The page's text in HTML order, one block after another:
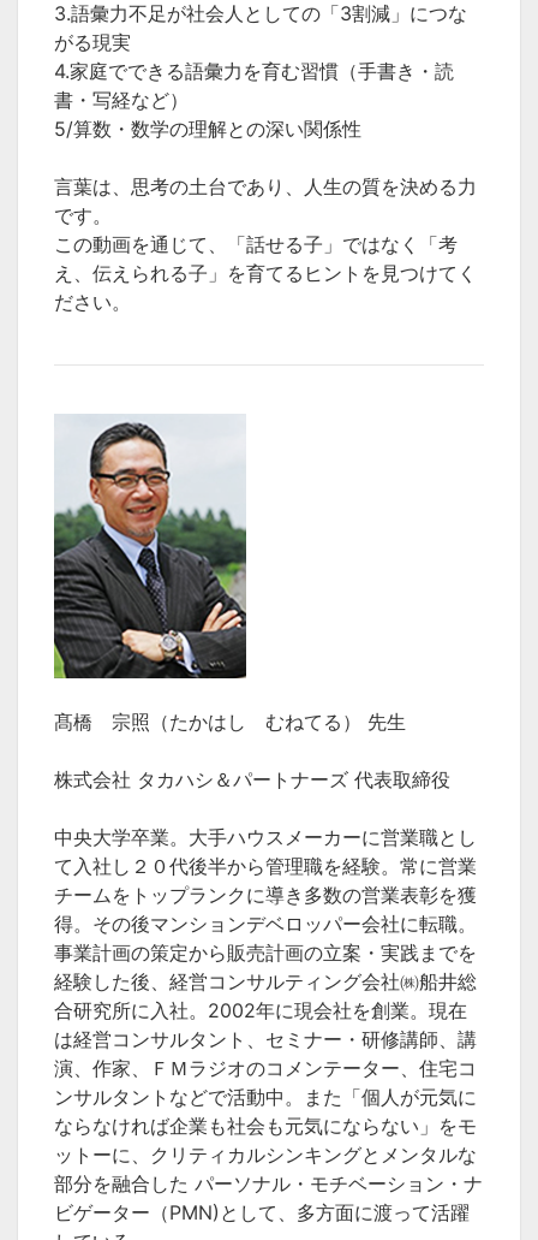
3.語彙力不足が社会人としての「3割減」につな
がる現実
4.家庭でできる語彙力を育む習慣（手書き・読
書・写経など）
5/算数・数学の理解との深い関係性
言葉は、思考の土台であり、人生の質を決める力
です。
この動画を通じて、「話せる子」ではなく「考
え、伝えられる子」を育てるヒントを見つけてく
ださい。
髙橋 宗照（たかはし むねてる） 先生
株式会社 タカハシ＆パートナーズ 代表取締役
中央大学卒業。大手ハウスメーカーに営業職とし
て入社し２０代後半から管理職を経験。常に営業
チームをトップランクに導き多数の営業表彰を獲
得。その後マンションデベロッパー会社に転職。
事業計画の策定から販売計画の立案・実践までを
経験した後、経営コンサルティング会社㈱船井総
合研究所に入社。2002年に現会社を創業。現在
は経営コンサルタント、セミナー・研修講師、講
演、作家、ＦＭラジオのコメンテーター、住宅コ
ンサルタントなどで活動中。また「個人が元気に
ならなければ企業も社会も元気にならない」をモ
ットーに、クリティカルシンキングとメンタルな
部分を融合した パーソナル・モチベーション・ナ
ビゲーター（PMN)として、多方面に渡って活躍